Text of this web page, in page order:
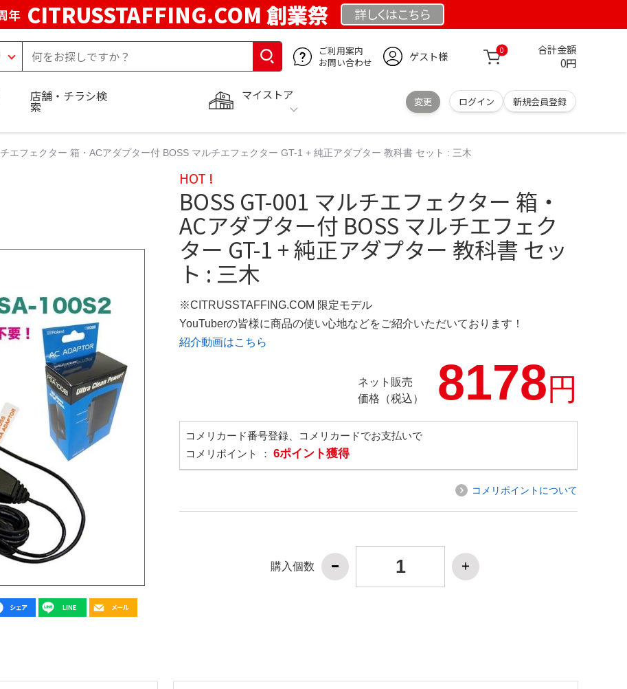
年 CITRUSSTAFFING.COM 創業祭 詳しくはこちら
ご利用案内
お問い合わせ
ゲスト様 0 合計金額
0円
マイストア
変更 ログイン 新規会員登録
店舗・チラシ検
索
エフェクター 箱・ACアダプター付 BOSS マルチエフェクター GT-1 + 純正アダプター 教科書 セット : 三木
HOT !
BOSS GT-001 マルチエフェクター 箱・
ACアダプター付 BOSS マルチエフェク
ター GT-1 + 純正アダプター 教科書 セッ
ト : 三木
※CITRUSSTAFFING.COM 限定モデル
YouTuberの皆様に商品の使い心地などをご紹介いただいております！
紹介動画はこちら
ネット販売
価格（税込）
8178円
コメリカード番号登録、コメリカードでお支払いで
コメリポイント ： 6ポイント獲得
コメリポイントについて
購入個数